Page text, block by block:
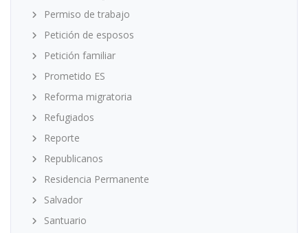
Permiso de trabajo
Petición de esposos
Petición familiar
Prometido ES
Reforma migratoria
Refugiados
Reporte
Republicanos
Residencia Permanente
Salvador
Santuario